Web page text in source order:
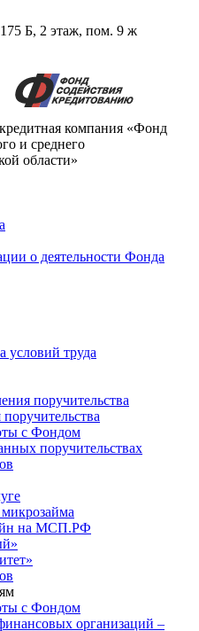
Б, 2 этаж, пом. 9 ж
компания «Фонд
и среднего
области»
о деятельности Фонда
условий труда
поручительства
с Фондом
поручительствах
на МСП.РФ
с Фондом
организаций –